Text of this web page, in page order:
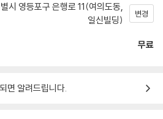
시 영등포구 은행로 11(여의도동,
일신빌딩)
변경
무료
면 알려드립니다.